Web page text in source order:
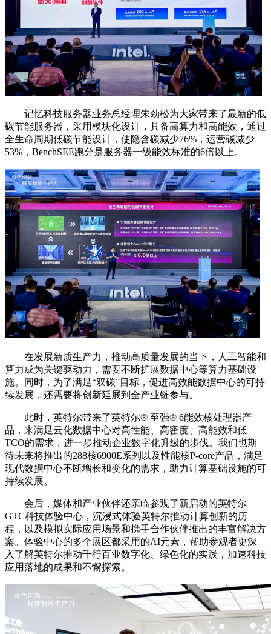
记忆科技服务器业务总经理朱劲松为大家带来了最新的低
碳节能服务器，采用模块化设计，具备高算力和高能效，通过
全生命周期低碳节能设计，使隐含碳减少76%，运营碳减少
53%，BenchSEE跑分是服务器一级能效标准的6倍以上。
在发展新质生产力，推动高质量发展的当下，人工智能和
算力成为关键驱动力，需要不断扩展数据中心等算力基础设
施。同时，为了满足“双碳”目标，促进高效能数据中心的可持
续发展，还需要将创新延展到全产业链参与。
此时，英特尔带来了英特尔®️ 至强®️ 6能效核处理器产
品，来满足云化数据中心对高性能、高密度、高能效和低
TCO的需求，进一步推动企业数字化升级的步伐。我们也期
待未来将推出的288核6900E系列以及性能核P-core产品，满足
现代数据中心不断增长和变化的需求，助力计算基础设施的可
持续发展。
会后，媒体和产业伙伴还亲临参观了新启动的英特尔
GTC科技体验中心，沉浸式体验英特尔推动计算创新的历
程，以及模拟实际应用场景和携手合作伙伴推出的丰富解决方
案。体验中心的多个展区都采用的AI元素，帮助参观者更深
入了解英特尔推动千行百业数字化、绿色化的实践，加速科技
应用落地的成果和不懈探索。